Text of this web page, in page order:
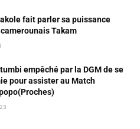
fait parler sa puissance
Takam
empêché par la DGM de se
pour assister au Match